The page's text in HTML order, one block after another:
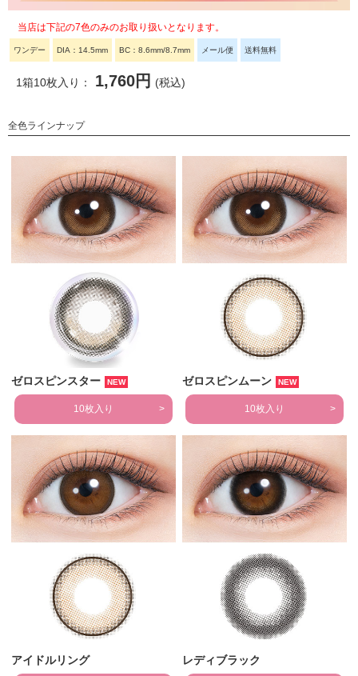
当店は下記の7色のみのお取り扱いとなります。
ワンデー DIA：14.5mm BC：8.6mm/8.7mm メール便 送料無料
1箱10枚入り： 1,760円 (税込)
全色ラインナップ
ゼロスピンスター NEW
10枚入り
ゼロスピンムーン NEW
10枚入り
アイドルリング レディブラック